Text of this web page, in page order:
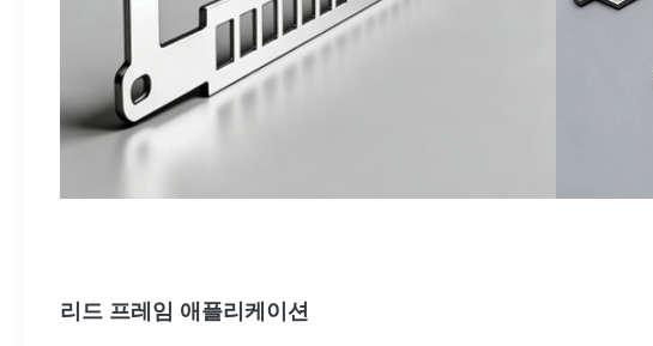
리드 프레임 애플리케이션